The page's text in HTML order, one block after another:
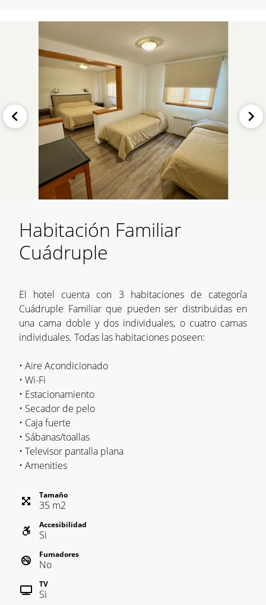
Habitación Familiar
Cuádruple
El hotel cuenta con 3 habitaciones de categoría
Cuádruple Familiar que pueden ser distribuidas en
una cama doble y dos individuales, o cuatro camas
individuales. Todas las habitaciones poseen:
• Aire Acondicionado
• Wi-Fi
• Estacionamiento
• Secador de pelo
• Caja fuerte
• Sábanas/toallas
• Televisor pantalla plana
• Amenities
Tamaño
35 m2
Accesibilidad
Si
Fumadores
No
TV
Si